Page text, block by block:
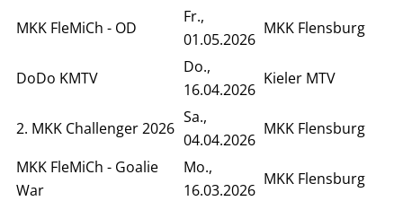
MKK FleMiCh - OD
Fr.,
01.05.2026
MKK Flensburg
DoDo KMTV
Do.,
16.04.2026
Kieler MTV
2. MKK Challenger 2026
Sa.,
04.04.2026
MKK Flensburg
MKK FleMiCh - Goalie
War
Mo.,
16.03.2026
MKK Flensburg